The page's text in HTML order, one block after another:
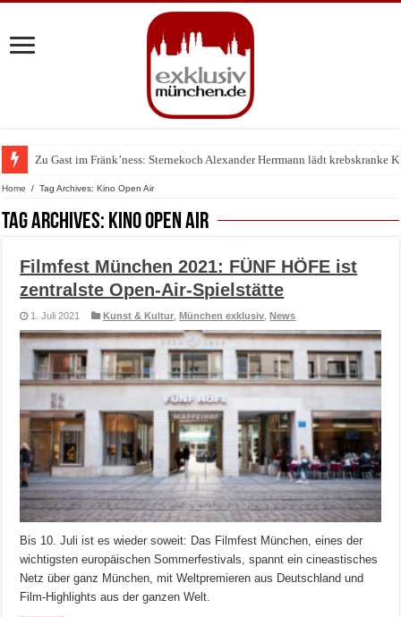
Zu Gast im Fränk’ness: Sternekoch Alexander Herrmann lädt krebskranke
Warum München gerade zum Treffpunkt der Lingerie-Branche wurde
Home / Tag Archives: Kino Open Air
Tag Archives: Kino Open Air
Filmfest München 2021: FÜNF HÖFE ist
zentralste Open-Air-Spielstätte
1. Juli 2021 Kunst & Kultur ,München exklusiv ,News
Bis 10. Juli ist es wieder soweit: Das Filmfest München, eines der
wichtigsten europäischen Sommerfestivals, spannt ein cineastisches
Netz über ganz München, mit Weltpremieren aus Deutschland und
Film-Highlights aus der ganzen Welt.